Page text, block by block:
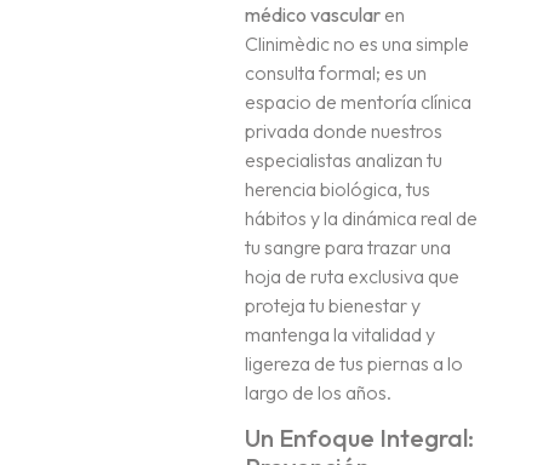
médico vascularen
Clinimèdic no es una simple
consulta formal; es un
espacio de mentoría clínica
privada donde nuestros
especialistas analizan tu
herencia biológica, tus
hábitos y la dinámica real de
tu sangre para trazar una
hoja de ruta exclusiva que
proteja tu bienestar y
mantenga la vitalidad y
ligereza de tus piernas a lo
largo de los años.
Un Enfoque Integral: